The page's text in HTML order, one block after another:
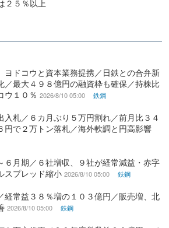
２５％以上
ヨドコウと資本業務提携／日鉄との合弁新
／最大４９８億円の融資枠も確保／持株比
ウ１０％ 2026/8/10 05:00 鉄鋼
入札／６カ月ぶり５万円割れ／前月比３４
円で２万トン落札／海外軟調と円高影響
６月期／６社増収、９社が経常減益・赤字
スプレッド縮小 2026/8/10 05:00 鉄鋼
経常益３８％増の１０３億円／販売増、北
2026/8/10 05:00 鉄鋼